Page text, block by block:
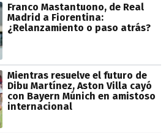
Franco Mastantuono, de Real
Madrid a Fiorentina:
¿Relanzamiento o paso atrás?
Mientras resuelve el futuro de
Dibu Martínez, Aston Villa cayó
con Bayern Múnich en amistoso
internacional